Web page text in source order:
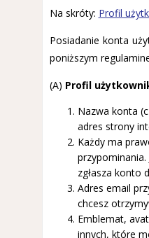
Na skróty: Profil
Posiadanie konta
poniższym
(A) Profil
Nazwa konta
adres strony
Każdy ma
zgłasza konto
Adres email
chcesz
Emblemat,
innych, które